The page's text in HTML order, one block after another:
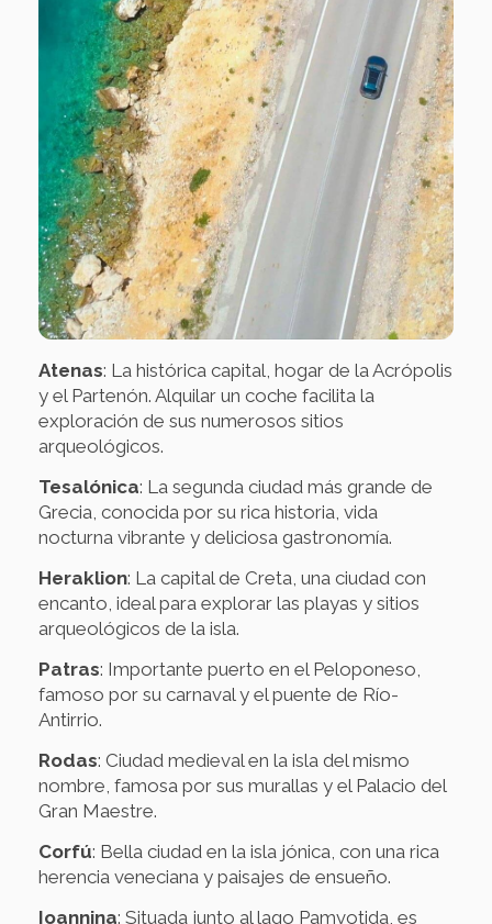
Atenas: La histórica capital, hogar de la Acrópolis
y el Partenón. Alquilar un coche facilita la
exploración de sus numerosos sitios
arqueológicos.
Tesalónica: La segunda ciudad más grande de
Grecia, conocida por su rica historia, vida
nocturna vibrante y deliciosa gastronomía.
Heraklion: La capital de Creta, una ciudad con
encanto, ideal para explorar las playas y sitios
arqueológicos de la isla.
Patras: Importante puerto en el Peloponeso,
famoso por su carnaval y el puente de Río-
Antirrio.
Rodas: Ciudad medieval en la isla del mismo
nombre, famosa por sus murallas y el Palacio del
Gran Maestre.
Corfú: Bella ciudad en la isla jónica, con una rica
herencia veneciana y paisajes de ensueño.
Ioannina: Situada junto al lago Pamvotida, es